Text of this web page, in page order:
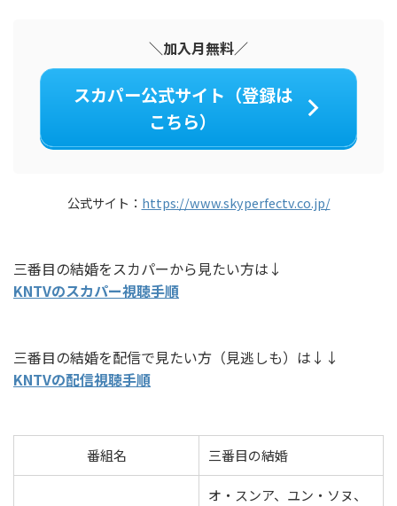
＼加入月無料／
スカパー公式サイト（登録は
こちら）
公式サイト： https://www.skyperfectv.co.jp/
三番目の結婚をスカパーから見たい方は↓
KNTVのスカパー視聴手順
三番目の結婚を配信で見たい方（見逃しも）は↓↓
KNTVの配信視聴手順
番組名 三番目の結婚
オ・スンア、ユン・ソヌ、